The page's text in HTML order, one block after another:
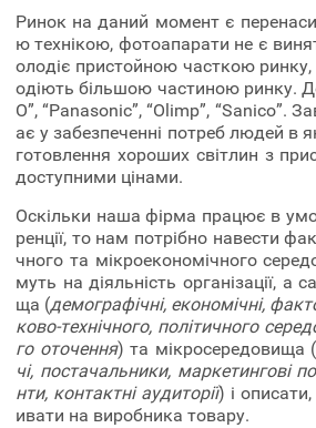
Ринок на даний момент є
ю технікою, фотоапарати не є
олодіє пристойною часткою
одіють більшою частиною ринку.
O”, “Panasonic”, “Olimp”, “Sanico”.
ає у забезпеченні потреб людей в
готовлення хороших світлин з
доступними цінами.
Оскільки наша фірма працює в
ренції, то нам потрібно навести
чного та мікроекономічного
муть на діяльність організації, а
ща (демографічні, економічні,
ково-технічного, політичного
го оточення) та мікросередовища (
чі, постачальники, маркетингові
нти, контактні аудиторії) і
ивати на виробника товару.